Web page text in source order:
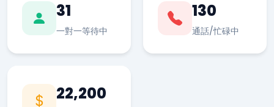
31
一對一等待中
130
通話/忙碌中
22,200